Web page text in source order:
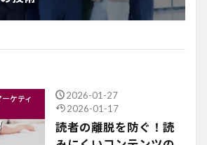
ケティ
2026-01-27
2026-01-17
読者の離脱を防ぐ！読